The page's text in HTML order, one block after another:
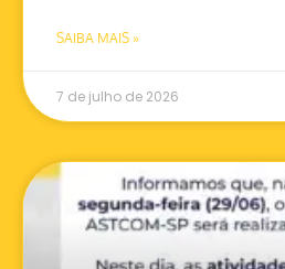
SAIBA MAIS »
7 de julho de 2026